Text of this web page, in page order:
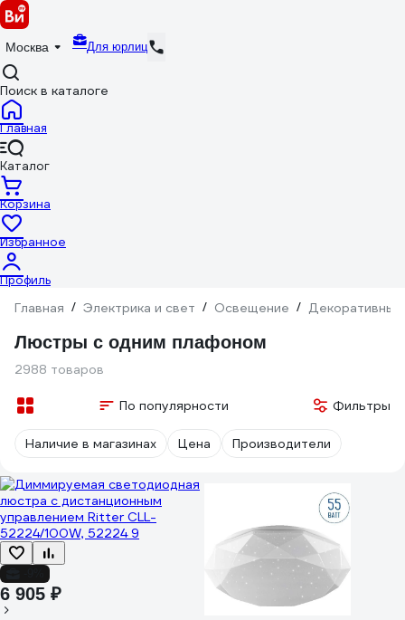
Москва Для юрлиц
Поиск в каталоге
Главная
Каталог
Корзина
Избранное
Профиль
Главная / Электрика и свет / Освещение / Декоративный
Люстры с одним плафоном
2988 товаров
По популярности Фильтры
Наличие в магазинах Цена Производители
6 905 ₽